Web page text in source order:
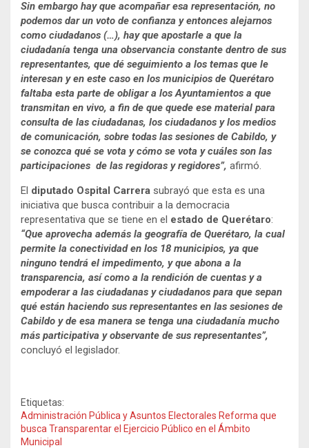
Sin embargo hay que acompañar esa representación, no
podemos dar un voto de confianza y entonces alejarnos
como ciudadanos (…), hay que apostarle a que la
ciudadanía tenga una observancia constante dentro de sus
representantes, que dé seguimiento a los temas que le
interesan y en este caso en los municipios de Querétaro
faltaba esta parte de obligar a los Ayuntamientos a que
transmitan en vivo, a fin de que quede ese material para
consulta de las ciudadanas, los ciudadanos y los medios
de comunicación, sobre todas las sesiones de Cabildo, y
se conozca qué se vota y cómo se vota y cuáles son las
participaciones de las regidoras y regidores”, afirmó.
El diputado Ospital Carrera subrayó que esta es una
iniciativa que busca contribuir a la democracia
representativa que se tiene en el estado de Querétaro:
“Que aprovecha además la geografía de Querétaro, la cual
permite la conectividad en los 18 municipios, ya que
ninguno tendrá el impedimento, y que abona a la
transparencia, así como a la rendición de cuentas y a
empoderar a las ciudadanas y ciudadanos para que sepan
qué están haciendo sus representantes en las sesiones de
Cabildo y de esa manera se tenga una ciudadanía mucho
más participativa y observante de sus representantes”,
concluyó el legislador.
Etiquetas:
Administración Pública y Asuntos Electorales Reforma que
busca Transparentar el Ejercicio Público en el Ámbito
Municipal